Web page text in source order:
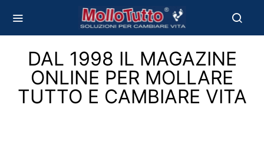
DAL 1998 IL MAGAZINE
ONLINE PER MOLLARE
TUTTO E CAMBIARE VITA